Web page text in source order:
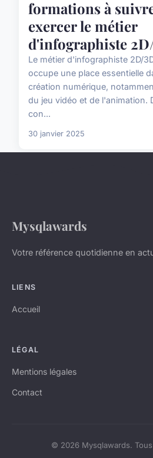
formations à
exercer le métier
d'infographiste
Le métier d'infographiste 2D/
occupe une place essentielle
création numérique,
du jeu vidéo et de l'animation.
con...
30 janvier 2025
Mysqlawards
Votre référence quotidienne en
LIENS
Accueil
LÉGAL
Mentions légales
Contact
© 2026 Mysqlawards.